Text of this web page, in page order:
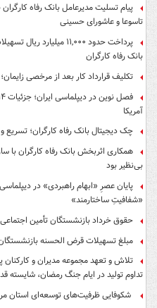
پیام تسلیت مدیرعامل بانک رفاه
تاسوعا و عاشورای حسینی
پرداخت حدود ۱۱,۰۰۰
بانک رفاه کارگران
تکلیف قرارداد کار بعد از مرخصی
آمریکا
چک دیجیتال بانک رفاه کارگران؛
همکاری اثربخش بانک رفاه کارگران با
بی‌نظیر بود
پایان عصرِ «ابهام راهبردی» در
«شفافیتِ ساختارمند»
حقوق خرداد بازنشستگان تأمین
مبلغ تسهیلات قرض الحسنه بازنشستگان به ۶۰ میلیون تومان
تلاش و تعهد مجموعه مدیران و کارکنان
تداوم تولید در ایام جنگ رمضان، شایسته
شکوفایی ظرفیت‌های توسعه‌ای استان